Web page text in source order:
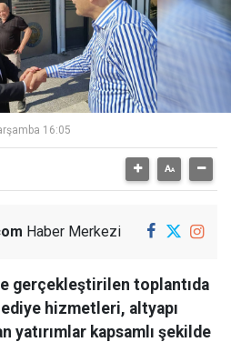
16:05
Haber Merkezi
gerçekleştirilen toplantıda
hizmetleri, altyapı
yatırımlar kapsamlı şekilde